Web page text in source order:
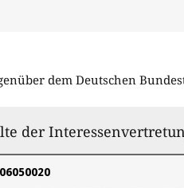
dem Deutschen
der